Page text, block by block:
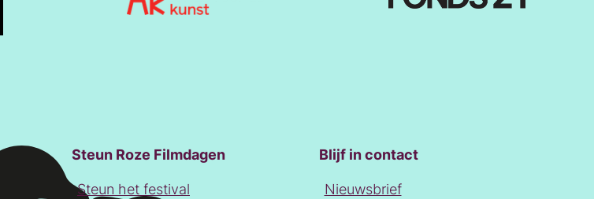
Steun Roze Filmdagen
Steun het festival
Blijf in contact
Nieuwsbrief